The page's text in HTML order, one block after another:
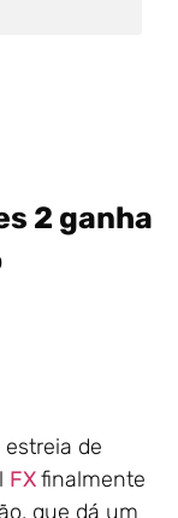
2 ganha
de
FXfinalmente
que dá um